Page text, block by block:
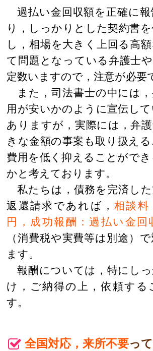
過払い金回収額を正確に
り，しっかりとした契約書
し，相場を大きく上回る高
て問題となっている弁護士
定数いますので，注意が必要
また，司法書士の中には
用が安いかのように宣伝し
ありますが，実際には，弁
きな金額の事案も取り扱え
費用を低く抑えることがで
かと考えております。
私たちは，債務を完済し
返還請求であれば，相談料
円，成功報酬：過払い金回
（消費税や実費等は別途）
ます。
報酬については，特にし
け，ご納得の上，依頼する
す。
全国対応，来所不要っ